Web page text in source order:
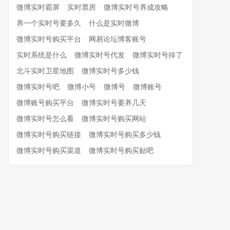
微博实时霸屏
实时票房
微博实时号养成攻略
养一个实时号要多久
什么是实时微博
微博实时号购买平台
网易论坛博客账号
实时系统是什么
微博实时号代发
微博实时号掉了
北斗实时卫星地图
微博实时号多少钱
微博实时号吧
微博小号 微博号
微博账号
微博账号购买平台
微博实时号要养几天
微博实时号怎么看
微博实时号购买网站
微博实时号购买链接
微博实时号购买多少钱
微博实时号购买渠道
微博实时号购买贴吧